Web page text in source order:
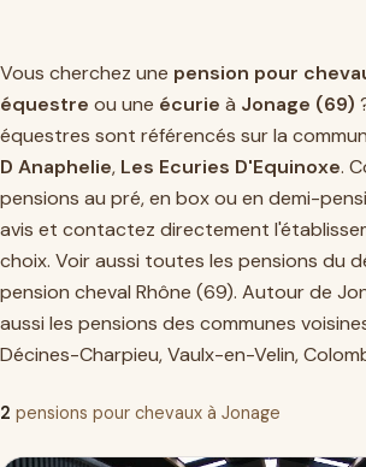
Vous cherchez une pension pour
équestre ou une écurie à Jonage (69)
équestres sont référencés sur la
D Anaphelie, Les Ecuries D'Equinoxe.
pensions au pré, en box ou en demi-
avis et contactez directement
choix. Voir aussi toutes les pensions du
pension cheval Rhône (69). Autour de
aussi les pensions des communes
Décines-Charpieu,Vaulx-en-Velin,
2 pensions pour chevaux à Jonage